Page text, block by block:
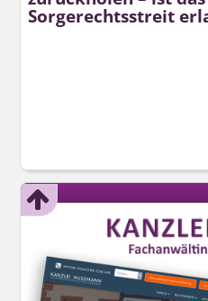
Sorgerechtsstreit